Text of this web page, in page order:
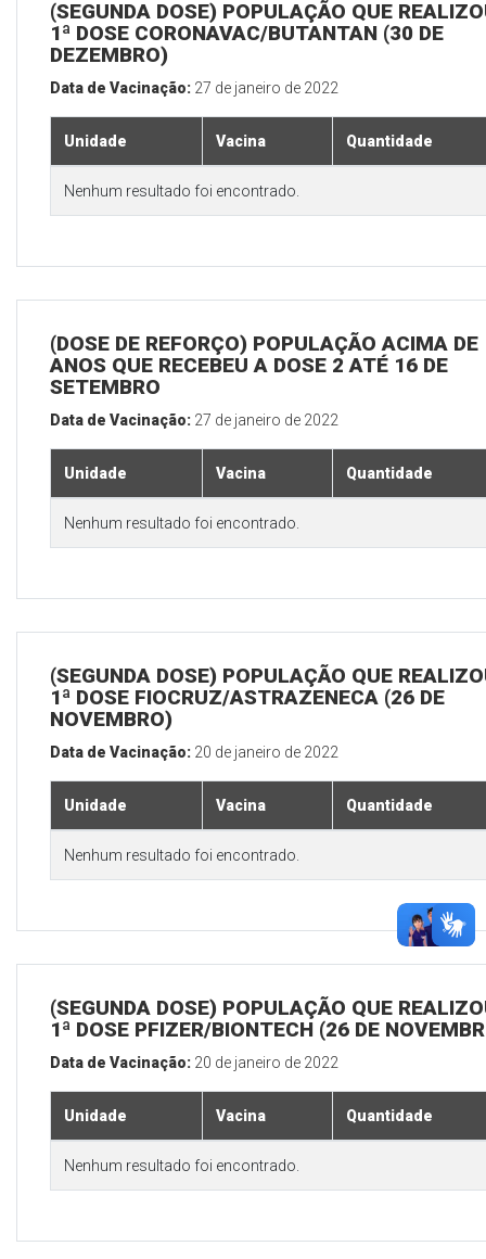
(SEGUNDA DOSE) POPULAÇÃO QUE
1ª DOSE CORONAVAC/BUTANTAN (30 DE
DEZEMBRO)
Data de Vacinação: 27 de janeiro de 2022
Unidade Vacina Quantidade
Nenhum resultado foi encontrado.
(DOSE DE REFORÇO) POPULAÇÃO ACIMA DE
ANOS QUE RECEBEU A DOSE 2 ATÉ 16 DE
SETEMBRO
Data de Vacinação: 27 de janeiro de 2022
Unidade Vacina Quantidade
Nenhum resultado foi encontrado.
(SEGUNDA DOSE) POPULAÇÃO QUE
1ª DOSE FIOCRUZ/ASTRAZENECA (26 DE
NOVEMBRO)
Data de Vacinação: 20 de janeiro de 2022
Unidade Vacina Quantidade
Nenhum resultado foi encontrado.
(SEGUNDA DOSE) POPULAÇÃO QUE
1ª DOSE PFIZER/BIONTECH (26 DE
Data de Vacinação: 20 de janeiro de 2022
Unidade Vacina Quantidade
Nenhum resultado foi encontrado.